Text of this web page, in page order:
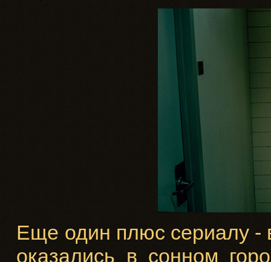
Еще один плюс сериалу
оказались в сонном